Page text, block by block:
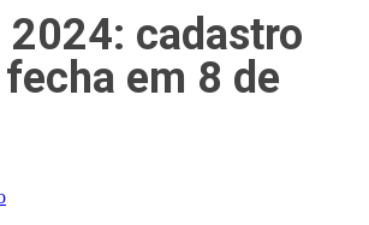
2024: cadastro
em 8 de